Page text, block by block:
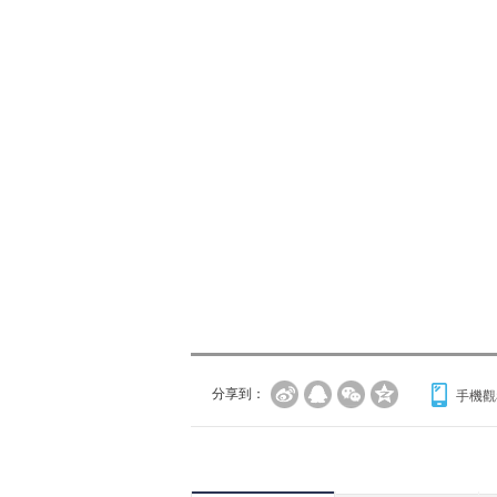
分享到： 手機